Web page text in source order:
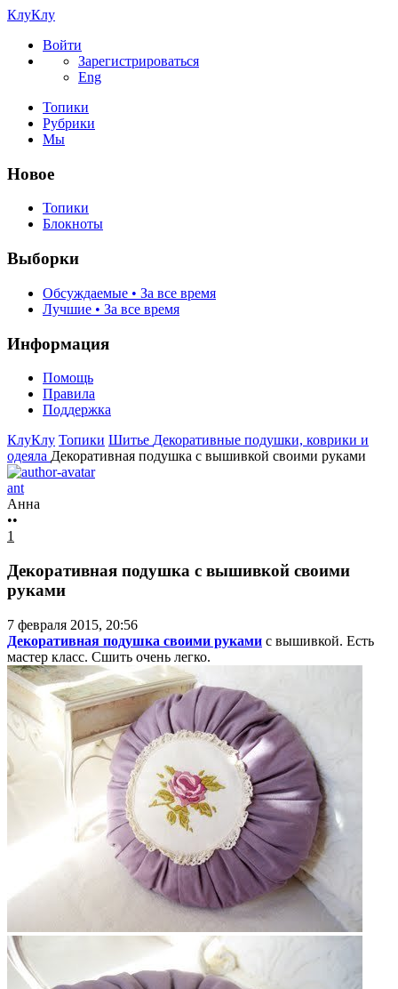
КлуКлу
Войти
Зарегистрироваться
Eng
Топики
Рубрики
Мы
Новое
Топики
Блокноты
Выборки
Обсуждаемые • За все время
Лучшие • За все время
Информация
Помощь
Правила
Поддержка
КлуКлу Топики Шитье Декоративные подушки, коврики и
одеяла Декоративная подушка с вышивкой своими руками
ant
Анна
••
1
Декоративная подушка с вышивкой своими
руками
7 февраля 2015, 20:56
Декоративная подушка своими руками с вышивкой. Есть
мастер класс. Сшить очень легко.